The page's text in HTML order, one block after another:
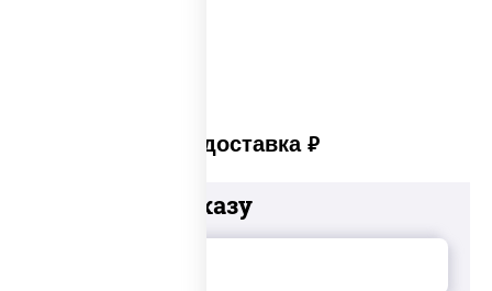
Платная доставка руб
Добавьте к заказу